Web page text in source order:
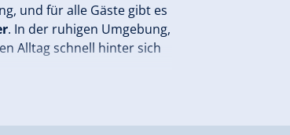
und für alle Gäste gibt es
. In der ruhigen Umgebung,
Alltag schnell hinter sich